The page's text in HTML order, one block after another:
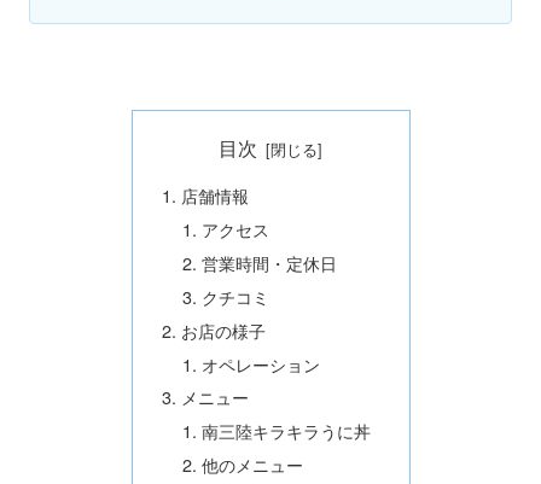
目次
店舗情報
アクセス
営業時間・定休日
クチコミ
お店の様子
オペレーション
メニュー
南三陸キラキラうに丼
他のメニュー